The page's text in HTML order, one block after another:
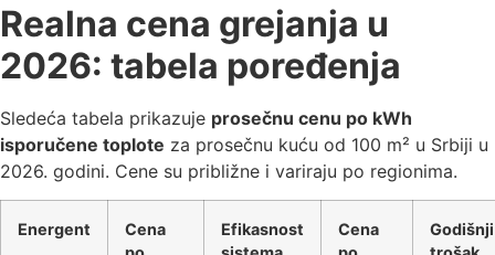
Realna cena grejanja u
2026: tabela poređenja
Sledeća tabela prikazuje prosečnu cenu po kWh
isporučene toplote za prosečnu kuću od 100 m² u Srbiji u
2026. godini. Cene su približne i variraju po regionima.
Energent
Cena
Efikasnost
Cena
Godišnji